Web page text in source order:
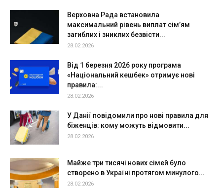
Верховна Рада встановила
максимальний рівень виплат сім’ям
загиблих і зниклих безвісти...
28.02.2026
Від 1 березня 2026 року програма
«Національний кешбек» отримує нові
правила:...
28.02.2026
У Данії повідомили про нові правила для
біженців: кому можуть відмовити...
28.02.2026
Майже три тисячі нових сімей було
створено в Україні протягом минулого...
28.02.2026